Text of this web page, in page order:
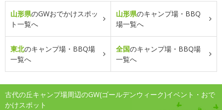
山形県のGWおでかけスポッ
ト一覧へ
山形県のキャンプ場・BBQ
場一覧へ
東北のキャンプ場・BBQ場
一覧へ
全国のキャンプ場・BBQ場
一覧へ
古代の丘キャンプ場周辺のGW(ゴールデンウィーク)イベント・おで
かけスポット